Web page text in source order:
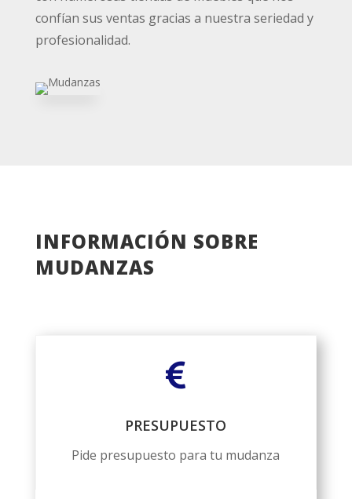
confían sus ventas gracias a nuestra seriedad y
profesionalidad.
INFORMACIÓN SOBRE
MUDANZAS

PRESUPUESTO
Pide presupuesto para tu mudanza